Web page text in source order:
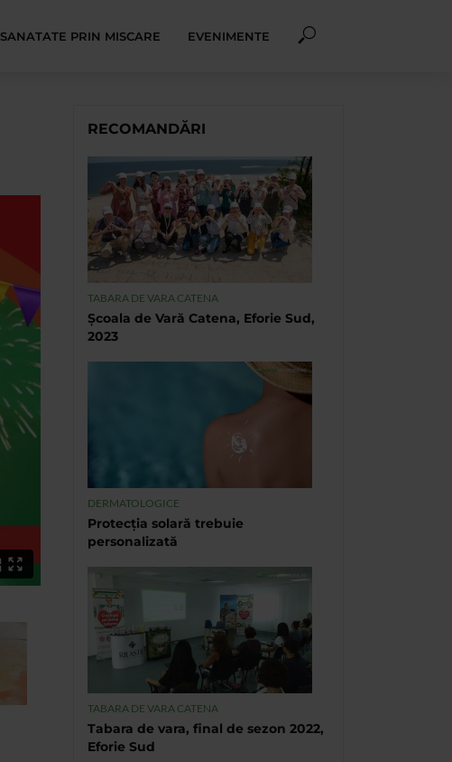
SANATATE PRIN MISCARE EVENIMENTE
RECOMANDĂRI
TABARA DE VARA CATENA
Școala de Vară Catena, Eforie Sud,
2023
DERMATOLOGICE
Protecția solară trebuie
personalizată
TABARA DE VARA CATENA
Tabara de vara, final de sezon 2022,
Eforie Sud